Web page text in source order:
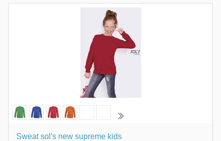
Sweat sol's new supreme kids